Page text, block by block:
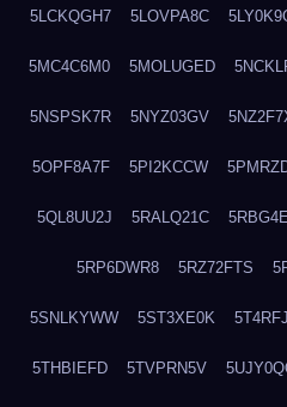
5LCKQGH7 5LOVPA8C
5MC4C6M0 5MOLUGED
5NSPSK7R 5NYZ03GV
5OPF8A7F 5PI2KCCW
5QL8UU2J 5RALQ21C
5RP6DWR8 5RZ72FTS
5SNLKYWW 5ST3XE0K
5THBIEFD 5TVPRN5V